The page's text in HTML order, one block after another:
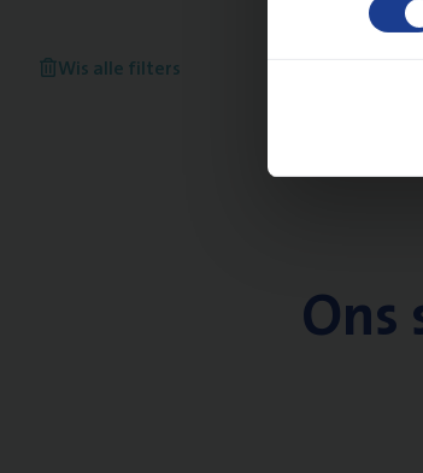
Wis alle filters